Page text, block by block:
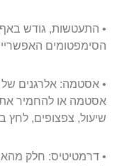
• התעטשות, גודש
הסימפטומים
• אסטמה: אלרגנים של
אסטמה או להחמיר את
שיעול, צפצופים, לחץ
• דרמטיטיס: חלק